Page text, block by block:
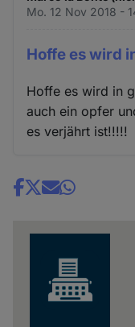
Mo. 12 Nov 2018 -
Hoffe es wird
Hoffe es wird in
auch ein opfer
es verjährt ist!!!!!
Share